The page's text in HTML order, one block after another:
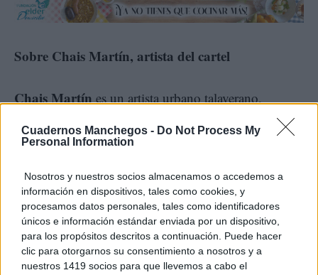
Cuadernos Manchegos - Do Not Process My
Personal Information
Nosotros y nuestros socios almacenamos o accedemos a
información en dispositivos, tales como cookies, y
procesamos datos personales, tales como identificadores
únicos e información estándar enviada por un dispositivo,
para los propósitos descritos a continuación. Puede hacer
clic para otorgarnos su consentimiento a nosotros y a
nuestros 1419 socios para que llevemos a cabo el
Sobre Chais Martín, artista del cartel
Chais Martín es un artista urbano talaverano,
graffiti, caligrafía, lettering y
rotulación artesanal. Co-fundador de
Studio,
desarrollado numerosos proyectos de muralismo
artístico en Talavera y la provincia de Toledo,
algunos de ellos con fuerte componente social, como
la serie“Mujeres en la ciencia”. Su trabajo combina